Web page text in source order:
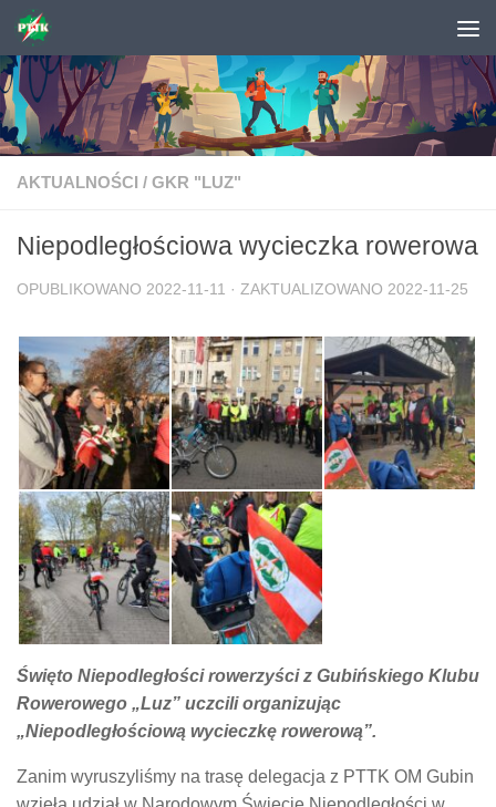
Skip to content
AKTUALNOŚCI / GKR "LUZ"
Niepodległościowa wycieczka rowerowa
OPUBLIKOWANO 2022-11-11 · ZAKTUALIZOWANO 2022-11-25
Święto Niepodległości rowerzyści z Gubińskiego Klubu
Rowerowego „Luz” uczcili organizując
„Niepodległościową wycieczkę rowerową”.
Zanim wyruszyliśmy na trasę delegacja z PTTK OM Gubin